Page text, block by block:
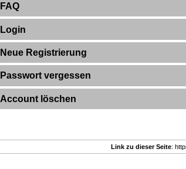
FAQ
Login
Neue Registrierung
Passwort vergessen
Account löschen
Link zu dieser Seite: